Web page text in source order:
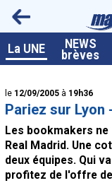
La UNE NEWS
brèves
<
le 12/09/2005 à 19h36
Pariez sur Lyon
Les bookmakers
Real Madrid. Une
deux équipes. Qui
profitez de l'offre
A la UNE
Live / Matchs en direct
Résultats et
Class. buteurs
Programme TV foot